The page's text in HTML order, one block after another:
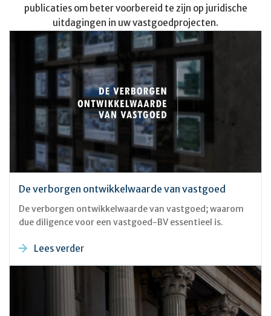
publicaties om beter voorbereid te zijn op juridische
uitdagingen in uw vastgoedprojecten.
De verborgen ontwikkelwaarde van vastgoed
De verborgen ontwikkelwaarde van vastgoed; waarom
due diligence voor een vastgoed-BV essentieel is.
Lees verder